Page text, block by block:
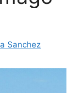
Sanchez